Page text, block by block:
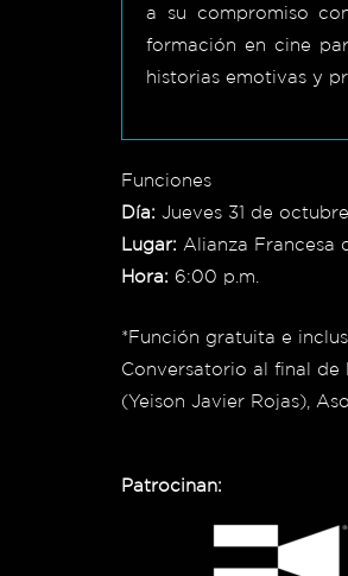
a su compromiso
formación en cine
historias emotivas y
Funciones
Día: Jueves 31 de
Lugar: Alianza Francesa
Hora: 6:00 p.m.
*Función gratuita e
Conversatorio al final de
(Yeison Javier Rojas),
Patrocinan: